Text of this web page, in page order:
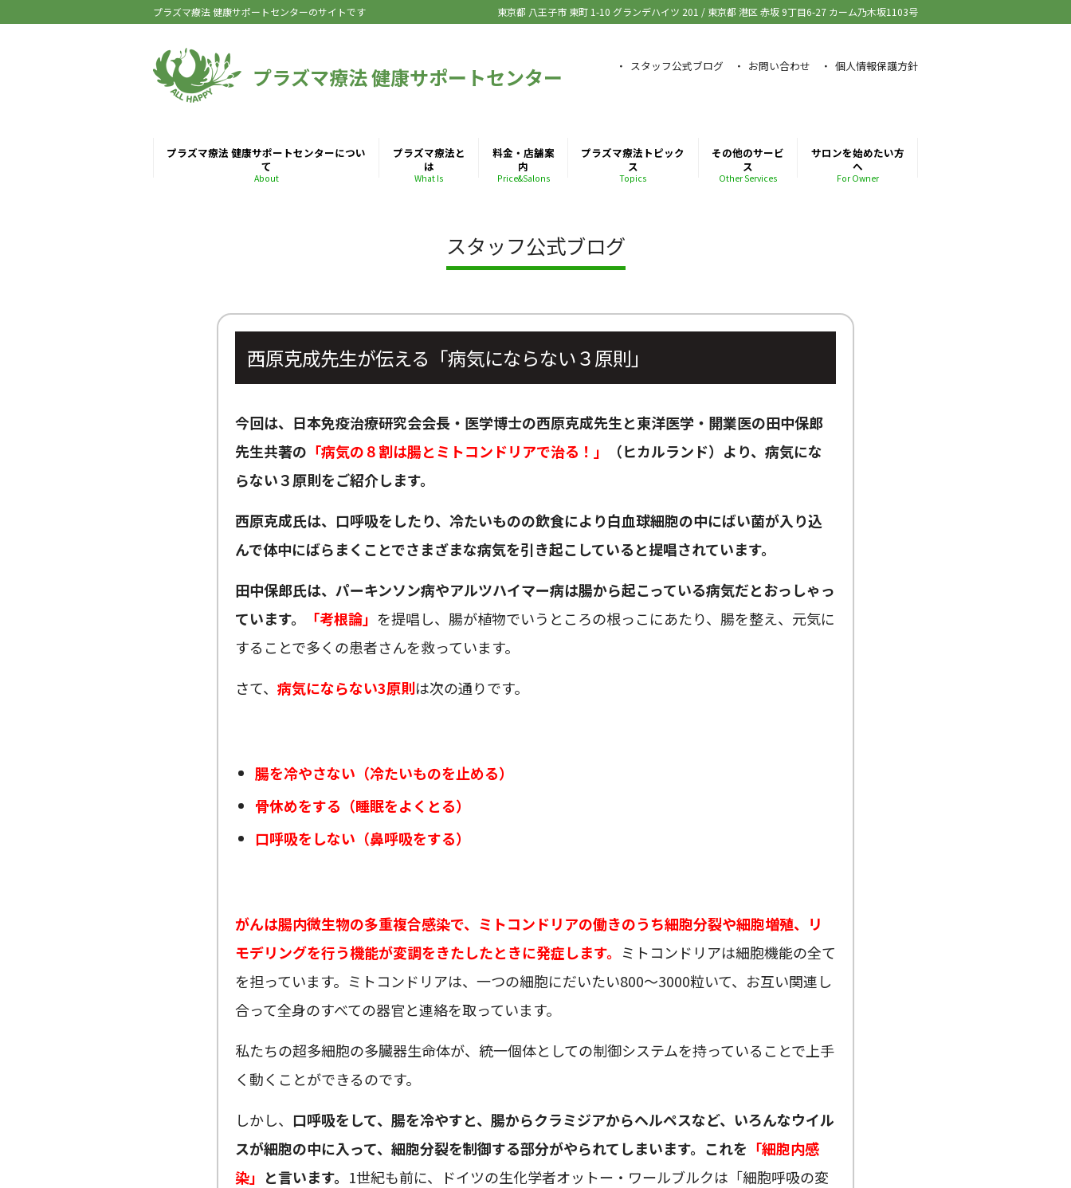
プラズマ療法 健康サポートセンターのサイトです 東京都 八王子市 東町 1-10 グランデハイツ 201 / 東京都 港区 赤坂 9丁目6-27 カーム乃木坂1103号
プラズマ療法 健康サポートセンター スタッフ公式ブログ お問い合わせ 個人情報保護方針
プラズマ療法 健康サポートセンターについ
て
About
プラズマ療法と
は
What Is
料金・店舗案
内
Price&Salons
プラズマ療法トピック
ス
Topics
その他のサービ
ス
Other Services
サロンを始めたい方
へ
For Owner
スタッフ公式ブログ
西原克成先生が伝える「病気にならない３原則」
今回は、日本免疫治療研究会会長・医学博士の西原克成先生と東洋医学・開業医の田中保郎
先生共著の 「病気の８割は腸とミトコンドリアで治る！」
（ヒカルランド）より、病気にな
らない３原則をご紹介します。
西原克成氏は、口呼吸をしたり、冷たいものの飲食により白血球細胞の中にばい菌が入り込
んで体中にばらまくことでさまざまな病気を引き起こしていると提唱されています。
田中保郎氏は、パーキンソン病やアルツハイマー病は腸から起こっている病気だとおっしゃっ
ています。
「考根論」 を提唱し、腸が植物でいうところの根っこにあたり、腸を整え、元気に
することで多くの患者さんを救っています。
さて、 病気にならない3原則は次の通りです。
腸を冷やさない（冷たいものを止める）
骨休めをする（睡眠をよくとる）
口呼吸をしない（鼻呼吸をする）
がんは腸内微生物の多重複合感染で、ミトコンドリアの働きのうち細胞分裂や細胞増殖、リ
モデリングを行う機能が変調をきたしたときに発症します。 ミトコンドリアは細胞機能の全て
を担っています。ミトコンドリアは、一つの細胞にだいたい800～3000粒いて、お互い関連し
合って全身のすべての器官と連絡を取っています。
私たちの超多細胞の多臓器生命体が、統一個体としての制御システムを持っていることで上手
く動くことができるのです。
しかし、 口呼吸をして、腸を冷やすと、腸からクラミジアからヘルペスなど、いろんなウイル
スが細胞の中に入って、細胞分裂を制御する部分がやられてしまいます。これを 「細胞内感
染」 と言います。 1世紀も前に、ドイツの生化学者オットー・ワールブルクは「細胞呼吸の変